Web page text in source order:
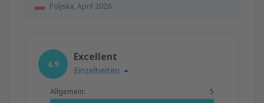
Poljska, April 2026
4.9
Excellent
Einzelheiten
Allgemein: 5